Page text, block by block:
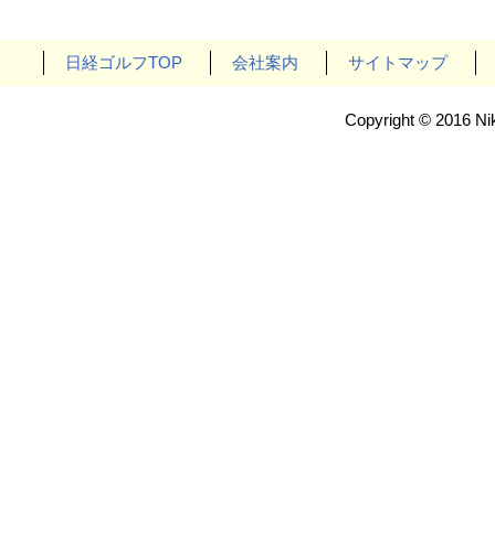
日経ゴルフTOP 会社案内 サイトマップ
Copyright © 2016